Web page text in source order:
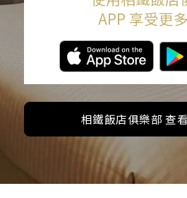
APP 享受更
相鐵飯店俱樂部 查